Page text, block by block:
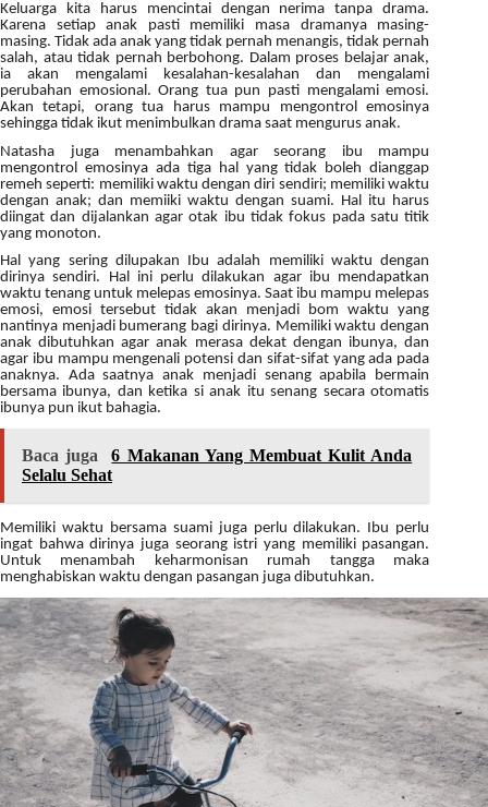
Keluarga kita harus mencintai dengan nerima tanpa drama.
Karena setiap anak pasti memiliki masa dramanya masing-
masing. Tidak ada anak yang tidak pernah menangis, tidak pernah
salah, atau tidak pernah berbohong. Dalam proses belajar anak,
ia akan mengalami kesalahan-kesalahan dan mengalami
perubahan emosional. Orang tua pun pasti mengalami emosi.
Akan tetapi, orang tua harus mampu mengontrol emosinya
sehingga tidak ikut menimbulkan drama saat mengurus anak.
Natasha juga menambahkan agar seorang ibu mampu
mengontrol emosinya ada tiga hal yang tidak boleh dianggap
remeh seperti: memiliki waktu dengan diri sendiri; memiliki waktu
dengan anak; dan memiiki waktu dengan suami. Hal itu harus
diingat dan dijalankan agar otak ibu tidak fokus pada satu titik
yang monoton.
Hal yang sering dilupakan Ibu adalah memiliki waktu dengan
dirinya sendiri. Hal ini perlu dilakukan agar ibu mendapatkan
waktu tenang untuk melepas emosinya. Saat ibu mampu melepas
emosi, emosi tersebut tidak akan menjadi bom waktu yang
nantinya menjadi bumerang bagi dirinya. Memiliki waktu dengan
anak dibutuhkan agar anak merasa dekat dengan ibunya, dan
agar ibu mampu mengenali potensi dan sifat-sifat yang ada pada
anaknya. Ada saatnya anak menjadi senang apabila bermain
bersama ibunya, dan ketika si anak itu senang secara otomatis
ibunya pun ikut bahagia.
Baca juga
6 Makanan Yang Membuat Kulit Anda
Selalu Sehat
Memiliki waktu bersama suami juga perlu dilakukan. Ibu perlu
ingat bahwa dirinya juga seorang istri yang memiliki pasangan.
Untuk menambah keharmonisan rumah tangga maka
menghabiskan waktu dengan pasangan juga dibutuhkan.